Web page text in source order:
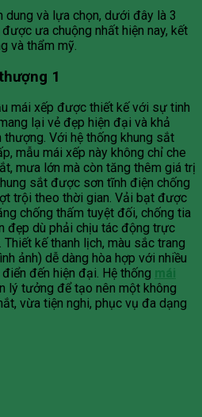
dung và lựa chọn, dưới đây là 3
ưa chuộng nhất hiện nay, kết
và thẩm mỹ.
1
mái xếp được thiết kế với sự tinh
lại vẻ đẹp hiện đại và khả
Với hệ thống khung sắt
mẫu mái xếp này không chỉ che
mưa lớn mà còn tăng thêm giá trị
sắt được sơn tĩnh điện chống
trội theo thời gian. Vải bạt được
chống thấm tuyệt đối, chống tia
đẹp dù phải chịu tác động trực
kế thanh lịch, màu sắc trang
ảnh) dễ dàng hòa hợp với nhiều
đến hiện đại. Hệ thống mái
lý tưởng để tạo nên một không
vừa tiện nghi, phục vụ đa dạng